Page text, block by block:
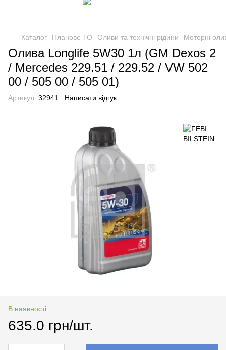
Каталог Планове ТО Оливи та технічні рідини Моторні
Олива Longlife 5W30 1л (GM Dexos 2
/ Mercedes 229.51 / 229.52 / VW 502
00 / 505 00 / 505 01)
Артикул: 32941 Написати відгук
В наявності
635.0 грн/шт.